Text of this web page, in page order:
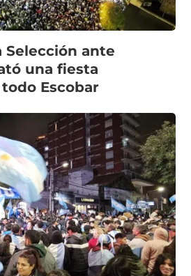
Selección ante
una fiesta
Escobar